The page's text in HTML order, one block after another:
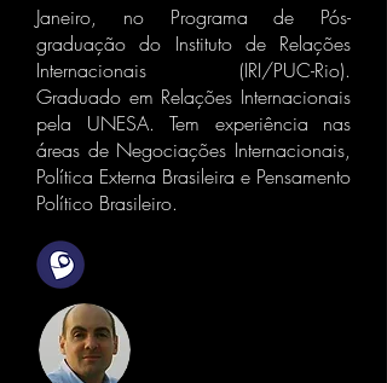
Janeiro, no Programa de Pós-
graduação do Instituto de Relações
Internacionais (IRI/PUC-Rio).
Graduado em Relações Internacionais
pela UNESA. Tem experiência nas
áreas de Negociações Internacionais,
Política Externa Brasileira e Pensamento
Político Brasileiro.